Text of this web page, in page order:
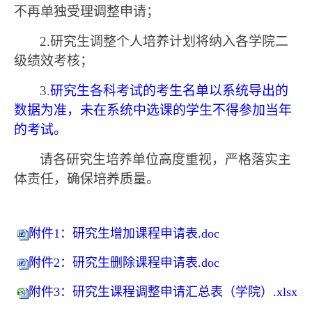
不再单独受理调整申请；
2.研究生调整个人培养计划将纳入各学院二
级绩效考核；
3.研究生各科考试的考生名单以系统导出的
数据为准，未在系统中选课的学生不得参加当年
的考试。
请各研究生培养单位高度重视，严格落实主
体责任，确保培养质量。
附件1：研究生增加课程申请表.doc
附件2：研究生删除课程申请表.doc
附件3：研究生课程调整申请汇总表（学院）.xlsx